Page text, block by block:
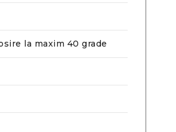
la maxim 40 grade